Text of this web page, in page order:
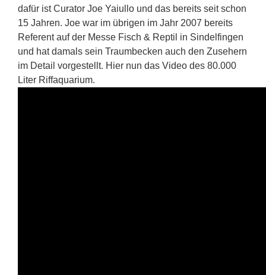
dafür ist Curator Joe Yaiullo und das bereits seit schon
15 Jahren. Joe war im übrigen im Jahr 2007 bereits
Referent auf der Messe Fisch & Reptil in Sindelfingen
und hat damals sein Traumbecken auch den Zusehern
im Detail vorgestellt. Hier nun das Video des 80.000
Liter Riffaquarium.